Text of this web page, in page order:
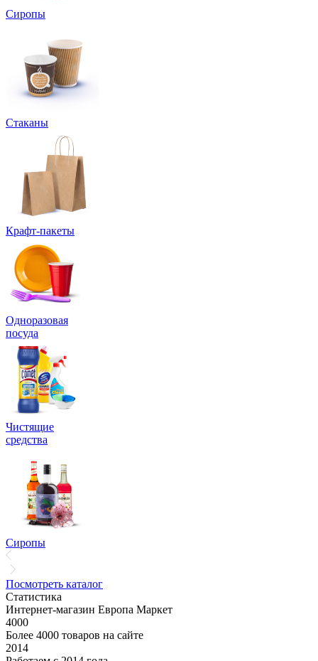
Сиропы
Стаканы
Крафт-пакеты
Одноразовая
посуда
Чистящие
средства
Сиропы
Посмотреть каталог
Статистика
Интернет-магазин Европа Маркет
4000
Более 4000 товаров на сайте
2014